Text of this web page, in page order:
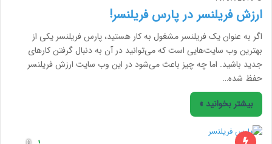
ارزش فریلنسر در پارس فریلنسر!
اگر به عنوان یک فریلنسر مشغول به کار هستید، پارس فریلنسر یکی از
بهترین وب سایت‌هایی است که می‌توانید در آن به دنبال گرفتن کارهای
جدید باشید. اما چه چیز باعث می‌شود در این وب سایت ارزش فریلنسر
حفظ شده…
بیشتر بخوانید »